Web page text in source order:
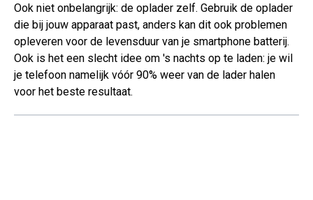
Ook niet onbelangrijk: de oplader zelf. Gebruik de oplader
die bij jouw apparaat past, anders kan dit ook problemen
opleveren voor de levensduur van je smartphone batterij.
Ook is het een slecht idee om 's nachts op te laden: je wil
je telefoon namelijk vóór 90% weer van de lader halen
voor het beste resultaat.